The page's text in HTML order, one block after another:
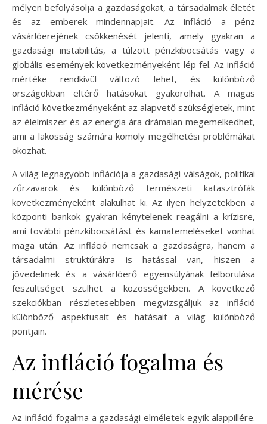
mélyen befolyásolja a gazdaságokat, a társadalmak életét
és az emberek mindennapjait. Az infláció a pénz
vásárlóerejének csökkenését jelenti, amely gyakran a
gazdasági instabilitás, a túlzott pénzkibocsátás vagy a
globális események következményeként lép fel. Az infláció
mértéke rendkívül változó lehet, és különböző
országokban eltérő hatásokat gyakorolhat. A magas
infláció következményeként az alapvető szükségletek, mint
az élelmiszer és az energia ára drámaian megemelkedhet,
ami a lakosság számára komoly megélhetési problémákat
okozhat.
A világ legnagyobb inflációja a gazdasági válságok, politikai
zűrzavarok és különböző természeti katasztrófák
következményeként alakulhat ki. Az ilyen helyzetekben a
központi bankok gyakran kénytelenek reagálni a krízisre,
ami további pénzkibocsátást és kamatemeléseket vonhat
maga után. Az infláció nemcsak a gazdaságra, hanem a
társadalmi struktúrákra is hatással van, hiszen a
jövedelmek és a vásárlóerő egyensúlyának felborulása
feszültséget szülhet a közösségekben. A következő
szekciókban részletesebben megvizsgáljuk az infláció
különböző aspektusait és hatásait a világ különböző
pontjain.
Az infláció fogalma és
mérése
Az infláció fogalma a gazdasági elméletek egyik alappillére.